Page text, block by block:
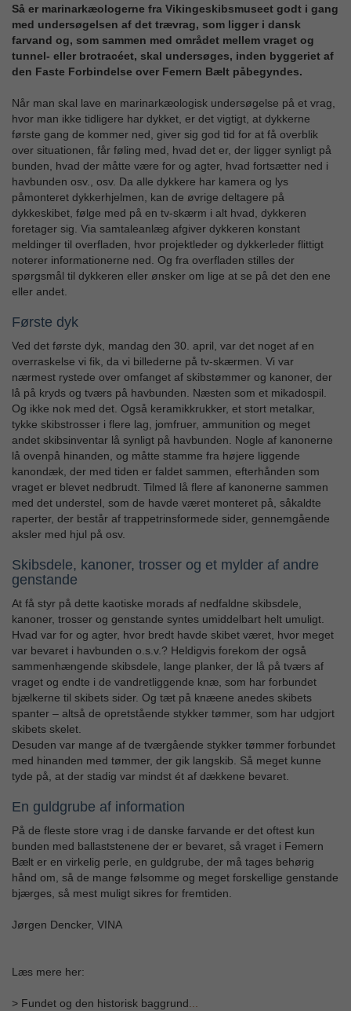
Så er marinarkæologerne fra Vikingeskibsmuseet godt i gang
med undersøgelsen af det trævrag, som ligger i dansk
farvand og, som sammen med området mellem vraget og
tunnel- eller brotracéet, skal undersøges, inden byggeriet af
den Faste Forbindelse over Femern Bælt påbegyndes.
Når man skal lave en marinarkæologisk undersøgelse på et vrag,
hvor man ikke tidligere har dykket, er det vigtigt, at dykkerne
første gang de kommer ned, giver sig god tid for at få overblik
over situationen, får føling med, hvad det er, der ligger synligt på
bunden, hvad der måtte være for og agter, hvad fortsætter ned i
havbunden osv., osv. Da alle dykkere har kamera og lys
påmonteret dykkerhjelmen, kan de øvrige deltagere på
dykkeskibet, følge med på en tv-skærm i alt hvad, dykkeren
foretager sig. Via samtaleanlæg afgiver dykkeren konstant
meldinger til overfladen, hvor projektleder og dykkerleder flittigt
noterer informationerne ned. Og fra overfladen stilles der
spørgsmål til dykkeren eller ønsker om lige at se på det den ene
eller andet.
Første dyk
Ved det første dyk, mandag den 30. april, var det noget af en
overraskelse vi fik, da vi billederne på tv-skærmen. Vi var
nærmest rystede over omfanget af skibstømmer og kanoner, der
lå på kryds og tværs på havbunden. Næsten som et mikadospil.
Og ikke nok med det. Også keramikkrukker, et stort metalkar,
tykke skibstrosser i flere lag, jomfruer, ammunition og meget
andet skibsinventar lå synligt på havbunden. Nogle af kanonerne
lå ovenpå hinanden, og måtte stamme fra højere liggende
kanondæk, der med tiden er faldet sammen, efterhånden som
vraget er blevet nedbrudt. Tilmed lå flere af kanonerne sammen
med det understel, som de havde været monteret på, såkaldte
raperter, der består af trappetrinsformede sider, gennemgående
aksler med hjul på osv.
Skibsdele, kanoner, trosser og et mylder af andre
genstande
At få styr på dette kaotiske morads af nedfaldne skibsdele,
kanoner, trosser og genstande syntes umiddelbart helt umuligt.
Hvad var for og agter, hvor bredt havde skibet været, hvor meget
var bevaret i havbunden o.s.v.? Heldigvis forekom der også
sammenhængende skibsdele, lange planker, der lå på tværs af
vraget og endte i de vandretliggende knæ, som har forbundet
bjælkerne til skibets sider. Og tæt på knæene anedes skibets
spanter – altså de opretstående stykker tømmer, som har udgjort
skibets skelet.
Desuden var mange af de tværgående stykker tømmer forbundet
med hinanden med tømmer, der gik langskib. Så meget kunne
tyde på, at der stadig var mindst ét af dækkene bevaret.
En guldgrube af information
På de fleste store vrag i de danske farvande er det oftest kun
bunden med ballaststenene der er bevaret, så vraget i Femern
Bælt er en virkelig perle, en guldgrube, der må tages behørig
hånd om, så de mange følsomme og meget forskellige genstande
bjærges, så mest muligt sikres for fremtiden.
Jørgen Dencker, VINA
Læs mere her:
> Fundet og den historisk baggrund...